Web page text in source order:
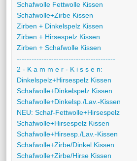
Schafwolle Fettwolle Kissen
Schafwolle+Zirbe Kissen
Zirben + Dinkelspelz Kissen
Zirben + Hirsespelz Kissen
Zirben + Schafwolle Kissen
----------------------------------------
2 - K a m m e r - K i s s e n:
Dinkelspelz+Hirsespelz Kissen
Schafwolle+Dinkelspelz Kissen
Schafwolle+Dinkelsp./Lav.-Kissen
NEU: Schaf-Fettwolle+Hirsespelz
Schafwolle+Hirsespelz Kissen
Schafwolle+Hirsesp./Lav.-Kissen
Schafwolle+Zirbe/Dinkel Kissen
Schafwolle+Zirbe/Hirse Kissen